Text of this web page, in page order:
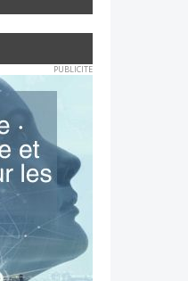
PUBLICITE